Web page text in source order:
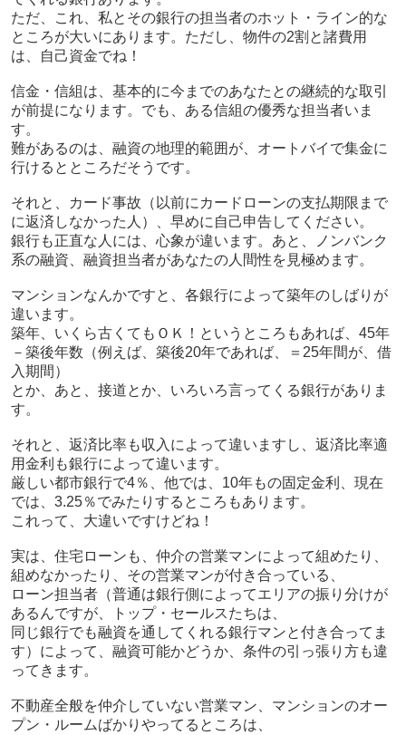
ただ、これ、私とその銀行の担当者のホット・ライン的な
ところが大いにあります。ただし、物件の2割と諸費用
は、自己資金でね！
信金・信組は、基本的に今までのあなたとの継続的な取引
が前提になります。でも、ある信組の優秀な担当者いま
す。
難があるのは、融資の地理的範囲が、オートバイで集金に
行けるとところだそうです。
それと、カード事故（以前にカードローンの支払期限まで
に返済しなかった人）、早めに自己申告してください。
銀行も正直な人には、心象が違います。あと、ノンバンク
系の融資、融資担当者があなたの人間性を見極めます。
マンションなんかですと、各銀行によって築年のしばりが
違います。
築年、いくら古くてもＯＫ！というところもあれば、45年
－築後年数（例えば、築後20年であれば、＝25年間が、借
入期間）
とか、あと、接道とか、いろいろ言ってくる銀行がありま
す。
それと、返済比率も収入によって違いますし、返済比率適
用金利も銀行によって違います。
厳しい都市銀行で4％、他では、10年もの固定金利、現在
では、3.25％でみたりするところもあります。
これって、大違いですけどね！
実は、住宅ローンも、仲介の営業マンによって組めたり、
組めなかったり、その営業マンが付き合っている、
ローン担当者（普通は銀行側によってエリアの振り分けが
あるんですが、トップ・セールスたちは、
同じ銀行でも融資を通してくれる銀行マンと付き合ってま
す）によって、融資可能かどうか、条件の引っ張り方も違
ってきます。
不動産全般を仲介していない営業マン、マンションのオー
プン・ルームばかりやってるところは、